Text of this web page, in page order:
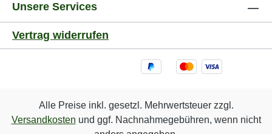
Unsere Services
Vertrag widerrufen
Alle Preise inkl. gesetzl. Mehrwertsteuer zzgl.
Versandkosten und ggf. Nachnahmegebühren, wenn nicht